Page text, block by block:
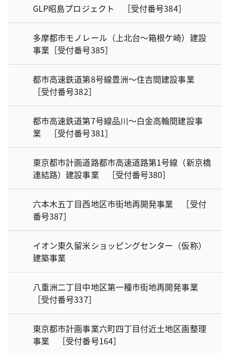
GLP昭島プロジェクト ［受付番号384］
多摩都市モノレール（上北台～箱根ケ崎）建設
事業［受付番号385］
都市高速鉄道第8号線豊洲～住吉間建設事業
［受付番号382］
都市高速鉄道第7号線品川～白金高輪間建設事
業 ［受付番号381］
東京都市計画道路都市高速道路第1号線（新京橋
連結路）建設事業 ［受付番号380］
六本木五丁目西地区市街地再開発事業 ［受付
番号387］
イオン東久留米ショッピングセンター（仮称）
建築事業
八重洲二丁目中地区第一種市街地再開発事業
［受付番号337］
東京都市計画事業六町四丁目付近土地区画整理
事業 ［受付番号164］